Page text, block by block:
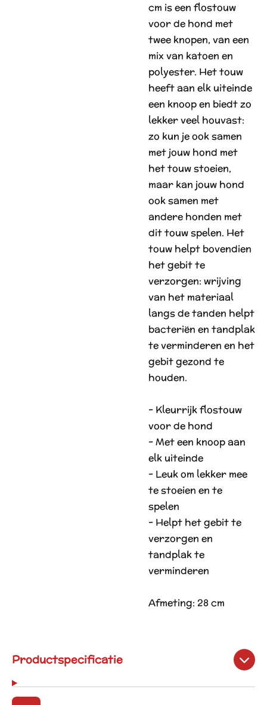
cm is een flostouw
voor de hond met
twee knopen, van een
mix van katoen en
polyester. Het touw
heeft aan elk uiteinde
een knoop en biedt zo
lekker veel houvast:
zo kun je ook samen
met jouw hond met
het touw stoeien,
maar kan jouw hond
ook samen met
andere honden met
dit touw spelen. Het
touw helpt bovendien
het gebit te
verzorgen: wrijving
van het materiaal
langs de tanden helpt
bacteriën en tandplak
te verminderen en het
gebit gezond te
houden.
- Kleurrijk flostouw
voor de hond
- Met een knoop aan
elk uiteinde
- Leuk om lekker mee
te stoeien en te
spelen
- Helpt het gebit te
verzorgen en
tandplak te
verminderen
Afmeting: 28 cm
Productspecificatie